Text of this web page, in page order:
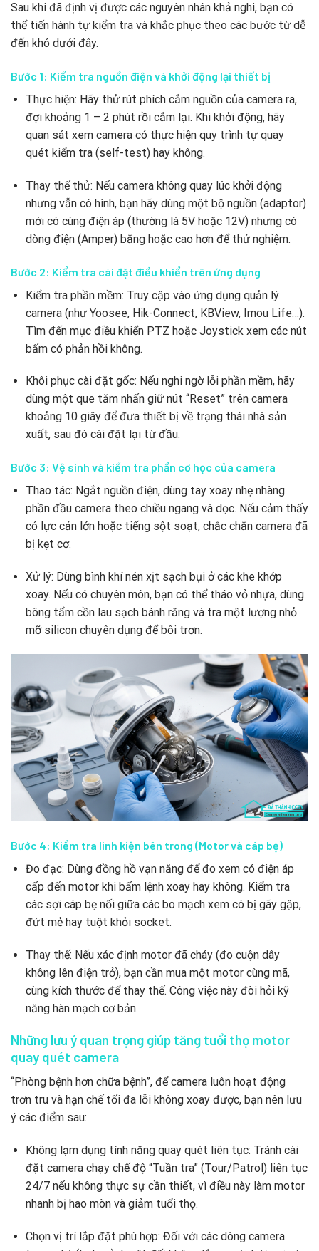
Sau khi đã định vị được các nguyên nhân khả nghi, bạn có
thể tiến hành tự kiểm tra và khắc phục theo các bước từ dễ
đến khó dưới đây.
Bước 1: Kiểm tra nguồn điện và khởi động lại thiết bị
Thực hiện: Hãy thử rút phích cắm nguồn của camera ra,
đợi khoảng 1 – 2 phút rồi cắm lại. Khi khởi động, hãy
quan sát xem camera có thực hiện quy trình tự quay
quét kiểm tra (self-test) hay không.
Thay thế thử: Nếu camera không quay lúc khởi động
nhưng vẫn có hình, bạn hãy dùng một bộ nguồn (adaptor)
mới có cùng điện áp (thường là 5V hoặc 12V) nhưng có
dòng điện (Amper) bằng hoặc cao hơn để thử nghiệm.
Bước 2: Kiểm tra cài đặt điều khiển trên ứng dụng
Kiểm tra phần mềm: Truy cập vào ứng dụng quản lý
camera (như Yoosee, Hik-Connect, KBView, Imou Life…).
Tìm đến mục điều khiển PTZ hoặc Joystick xem các nút
bấm có phản hồi không.
Khôi phục cài đặt gốc: Nếu nghi ngờ lỗi phần mềm, hãy
dùng một que tăm nhấn giữ nút “Reset” trên camera
khoảng 10 giây để đưa thiết bị về trạng thái nhà sản
xuất, sau đó cài đặt lại từ đầu.
Bước 3: Vệ sinh và kiểm tra phần cơ học của camera
Thao tác: Ngắt nguồn điện, dùng tay xoay nhẹ nhàng
phần đầu camera theo chiều ngang và dọc. Nếu cảm thấy
có lực cản lớn hoặc tiếng sột soạt, chắc chắn camera đã
bị kẹt cơ.
Xử lý: Dùng bình khí nén xịt sạch bụi ở các khe khớp
xoay. Nếu có chuyên môn, bạn có thể tháo vỏ nhựa, dùng
bông tẩm cồn lau sạch bánh răng và tra một lượng nhỏ
mỡ silicon chuyên dụng để bôi trơn.
Bước 4: Kiểm tra linh kiện bên trong (Motor và cáp bẹ)
Đo đạc: Dùng đồng hồ vạn năng để đo xem có điện áp
cấp đến motor khi bấm lệnh xoay hay không. Kiểm tra
các sợi cáp bẹ nối giữa các bo mạch xem có bị gãy gập,
đứt mẻ hay tuột khỏi socket.
Thay thế: Nếu xác định motor đã cháy (đo cuộn dây
không lên điện trở), bạn cần mua một motor cùng mã,
cùng kích thước để thay thế. Công việc này đòi hỏi kỹ
năng hàn mạch cơ bản.
Những lưu ý quan trọng giúp tăng tuổi thọ motor
quay quét camera
“Phòng bệnh hơn chữa bệnh”, để camera luôn hoạt động
trơn tru và hạn chế tối đa lỗi không xoay được, bạn nên lưu
ý các điểm sau:
Không lạm dụng tính năng quay quét liên tục: Tránh cài
đặt camera chạy chế độ “Tuần tra” (Tour/Patrol) liên tục
24/7 nếu không thực sự cần thiết, vì điều này làm motor
nhanh bị hao mòn và giảm tuổi thọ.
Chọn vị trí lắp đặt phù hợp: Đối với các dòng camera